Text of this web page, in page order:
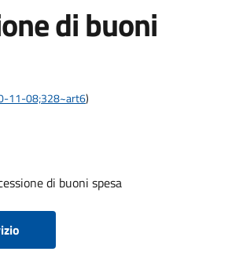
di buoni
11-08;328~art6)
di buoni spesa